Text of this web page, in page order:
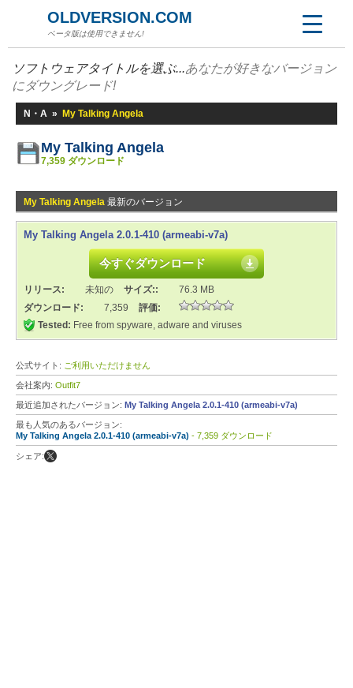
OLDVERSION.COM
ベータ版は使用できません!
ソフトウェアタイトルを選ぶ...あなたが好きなバージョン
にダウングレード!
N・A » My Talking Angela
My Talking Angela
7,359 ダウンロード
My Talking Angela 最新のバージョン
My Talking Angela 2.0.1-410 (armeabi-v7a)
今すぐダウンロード
リリース: 未知の サイズ::
76.3 MB
ダウンロード:
7,359
評価:
Tested: Free from spyware, adware and viruses
公式サイト: ご利用いただけません
会社案内: Outfit7
最近追加されたバージョン: My Talking Angela 2.0.1-410 (armeabi-v7a)
最も人気のあるバージョン:
My Talking Angela 2.0.1-410 (armeabi-v7a) - 7,359 ダウンロード
シェア: